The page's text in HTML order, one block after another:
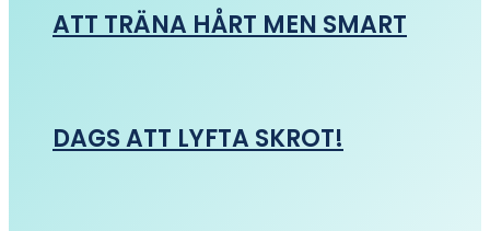
ATT TRÄNA HÅRT MEN SMART
DAGS ATT LYFTA SKROT!